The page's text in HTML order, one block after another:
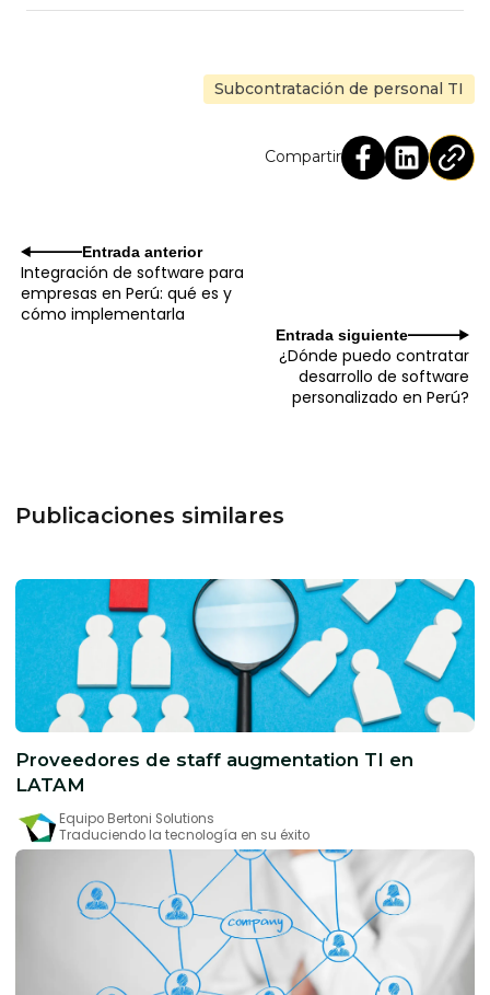
Subcontratación de personal TI
Compartir
Entrada anterior
Integración de software para
empresas en Perú: qué es y
cómo implementarla
Entrada siguiente
¿Dónde puedo contratar
desarrollo de software
personalizado en Perú?
Publicaciones similares
Proveedores de staff augmentation TI en
LATAM
Equipo Bertoni Solutions
Traduciendo la tecnología en su éxito